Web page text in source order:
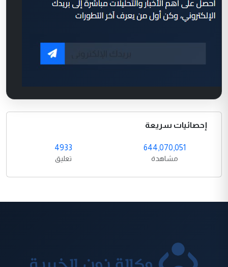
إحصائيات سريعة
644,070,051
مشاهدة
4933
تعليق